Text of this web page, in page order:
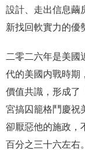
設計、走出信息繭
新找回軟實力的優
二零二六年是美國
代的美國内戰時期
價值共識，形成了
宮搞囚籠格鬥慶祝
卻厭惡他的施政，
百分之三十六左右。